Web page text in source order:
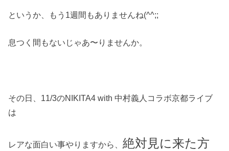
というか、もう1週間もありませんね(^^;;
息つく間もないじゃあ〜りませんか。
その日、11/3のNIKITA4 with 中村義人コラボ京都ライブ
は
レアな面白い事やりますから、絶対見に来た方